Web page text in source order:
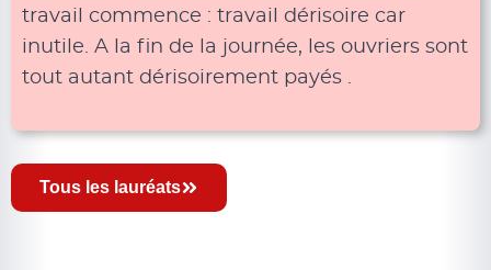
travail commence : travail dérisoire car
inutile. A la fin de la journée, les ouvriers sont
tout autant dérisoirement payés .
Tous les lauréats